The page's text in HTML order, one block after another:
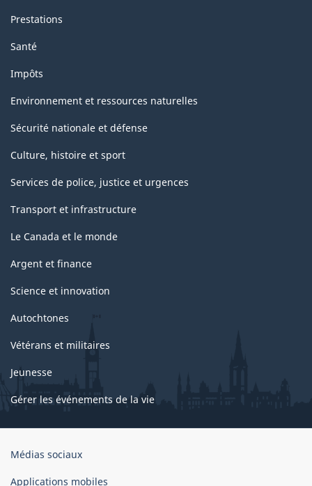
Prestations
Santé
Impôts
Environnement et ressources naturelles
Sécurité nationale et défense
Culture, histoire et sport
Services de police, justice et urgences
Transport et infrastructure
Le Canada et le monde
Argent et finance
Science et innovation
Autochtones
Vétérans et militaires
Jeunesse
Gérer les événements de la vie
Organisation
gouvernement
Médias sociaux
Applications mobiles